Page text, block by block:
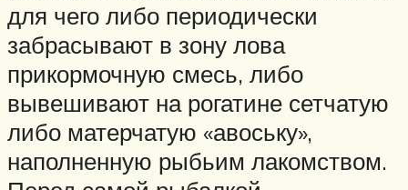
для чего либо периодически
забрасывают в зону лова
прикормочную смесь, либо
вывешивают на рогатине сетчатую
либо матерчатую «авоську»,
наполненную рыбьим лакомством.